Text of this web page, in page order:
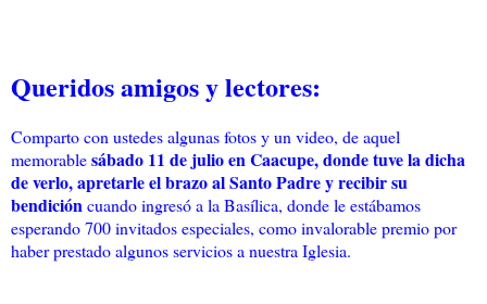
Queridos amigos y lectores:
Comparto con ustedes algunas fotos y un video, de aquel
memorablesábado 11 de julio en Caacupe, donde tuve la dicha
de verlo, apretarle el brazo al Santo Padre y recibir su
bendicióncuando ingresó a la Basílica, donde le estábamos
esperando 700 invitados especiales, como invalorable premio por
haber prestado algunos servicios a nuestra Iglesia.